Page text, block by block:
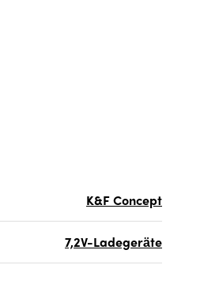
K&F Concept
7,2V-Ladegeräte